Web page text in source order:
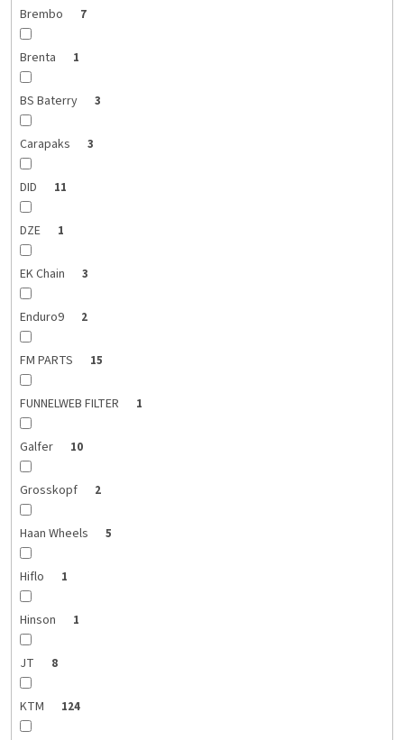
Brembo 7
Brenta 1
BS Baterry 3
Carapaks 3
DID 11
DZE 1
EK Chain 3
Enduro9 2
FM PARTS 15
FUNNELWEB FILTER 1
Galfer 10
Grosskopf 2
Haan Wheels 5
Hiflo 1
Hinson 1
JT 8
KTM 124